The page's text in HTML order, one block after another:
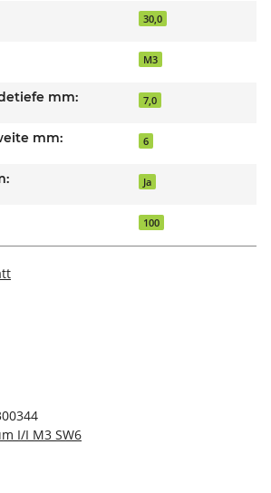
30,0
M3
mm: 7,0
mm: 6
Ja
100
I/I M3 SW6